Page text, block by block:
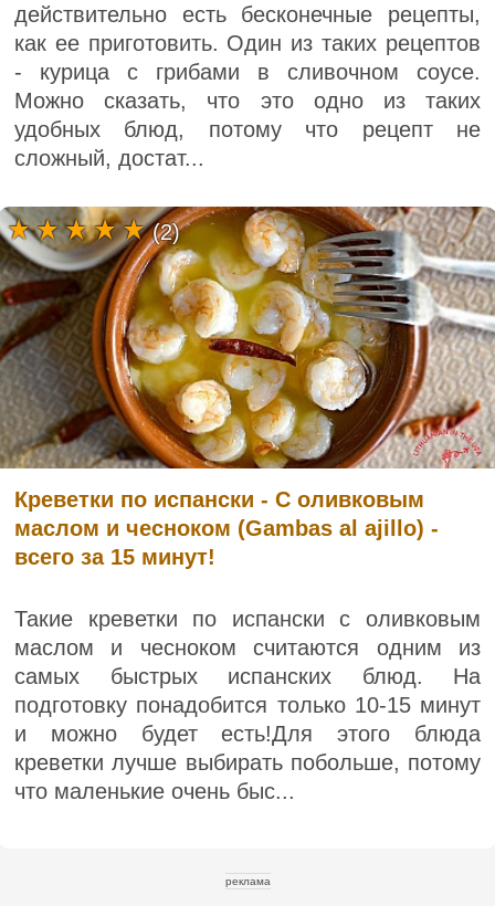
действительно есть бесконечные рецепты,
как ее приготовить. Один из таких рецептов
- курица с грибами в сливочном соусе.
Можно сказать, что это одно из таких
удобных блюд, потому что рецепт не
сложный, достат...
Креветки по испански - С оливковым
маслом и чесноком (Gambas al ajillo) -
всего за 15 минут!
Такие креветки по испански с оливковым
маслом и чесноком считаются одним из
самых быстрых испанских блюд. На
подготовку понадобится только 10-15 минут
и можно будет есть!Для этого блюда
креветки лучше выбирать побольше, потому
что маленькие очень быс...
(2)
реклама